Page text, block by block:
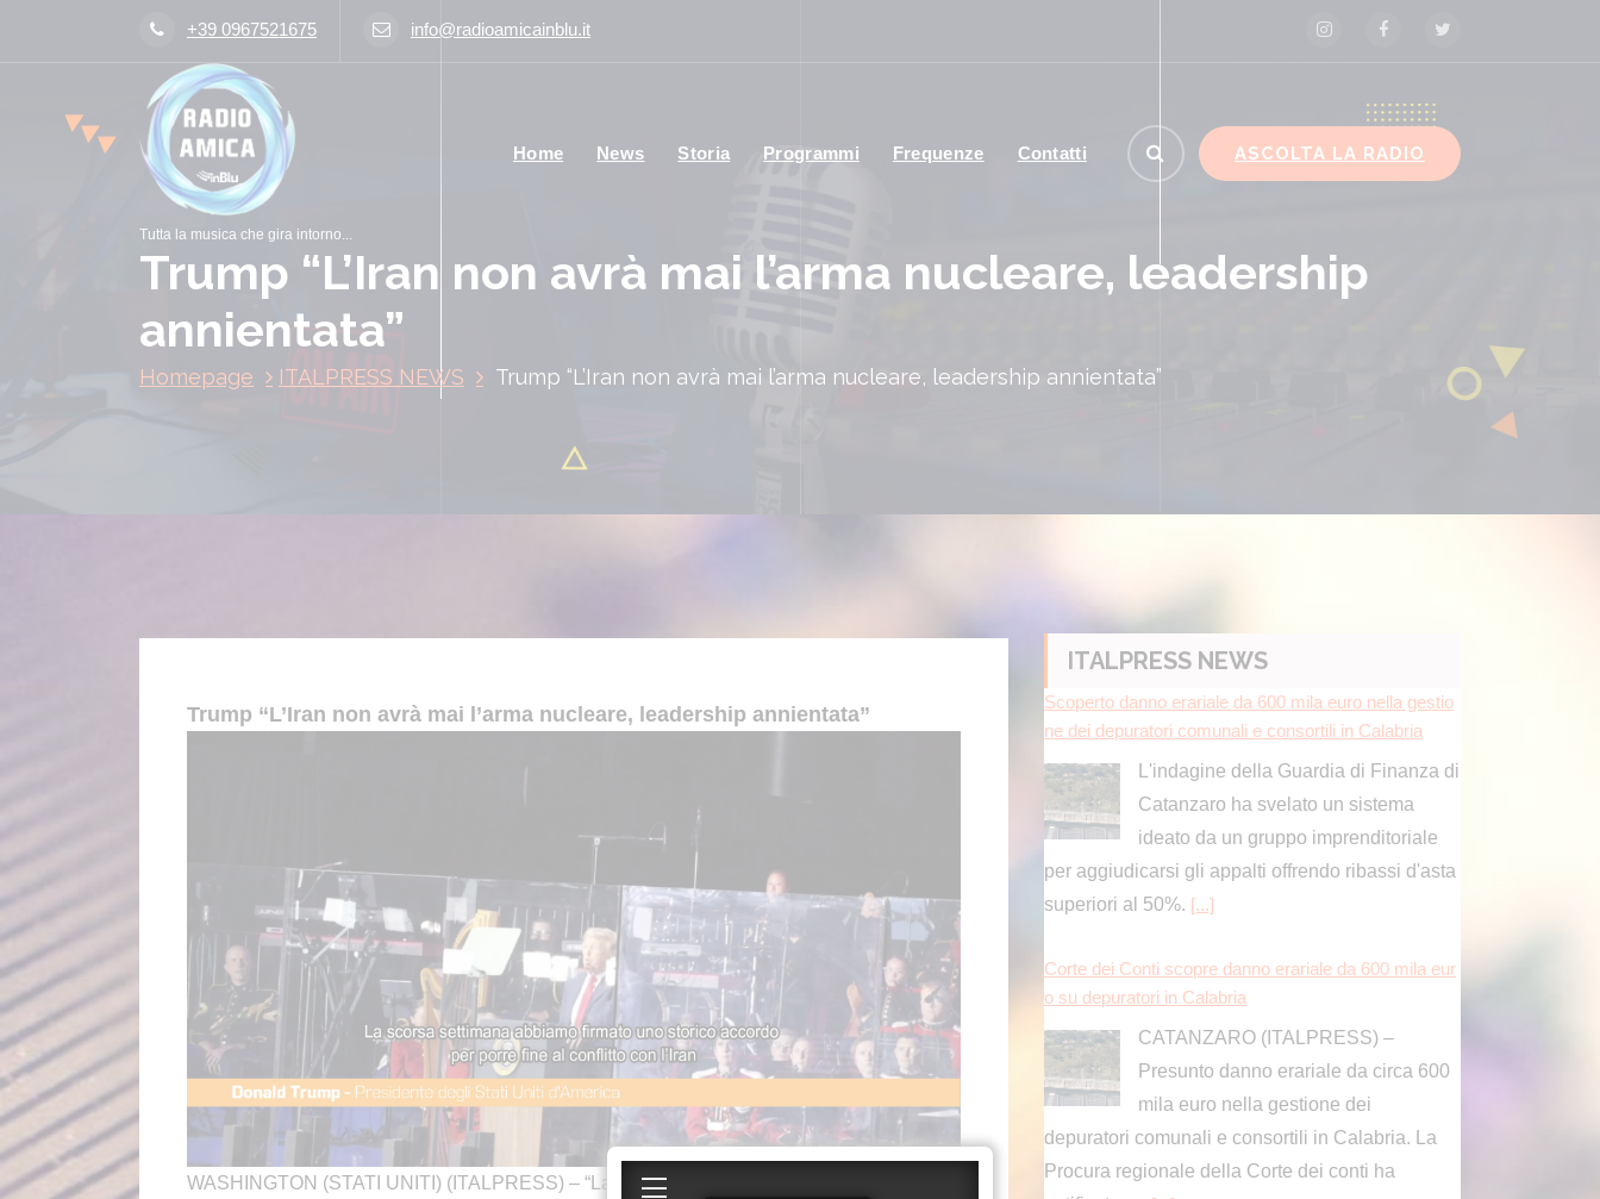
+39 0967521675 info@radioamicainblu.it
Tutta la musica che gira intorno...
Home News Storia Programmi Frequenze Contatti ASCOLTA LA RADIO
Trump “L’Iran non avrà mai l’arma nucleare, leadership
annientata”
Homepage ITALPRESS NEWS Trump “L’Iran non avrà mai l’arma nucleare, leadership annientata”
Trump “L’Iran non avrà mai l’arma nucleare, leadership annientata”
WASHINGTON (STATI UNITI) (ITALPRESS) – “La scorsa settimana abbiamo firmato uno
ITALPRESS NEWS
Corte dei Conti scopre danno erariale da 600 mila eur
o su depuratori in Calabria
CATANZARO (ITALPRESS) –
Presunto danno erariale da circa 600
mila euro nella gestione dei
depuratori comunali e consortili in Calabria. La
Procura regionale della Corte dei conti ha
Trump “Con l’Iran siamo vicini a un accordo, il petrolio
può crollare”
Il presidente degli Stati Uniti ha
affermato che i colloqui in corso
sull'Iran e sulla riapertura dello Stretto
di Hormuz stanno facendo registrare progressi